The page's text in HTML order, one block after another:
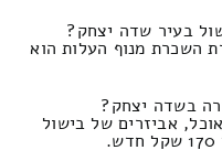
בעיר שדה יצחק?
השכרת מנוף העלות הוא
בשדה יצחק?
אביזרים של בישול